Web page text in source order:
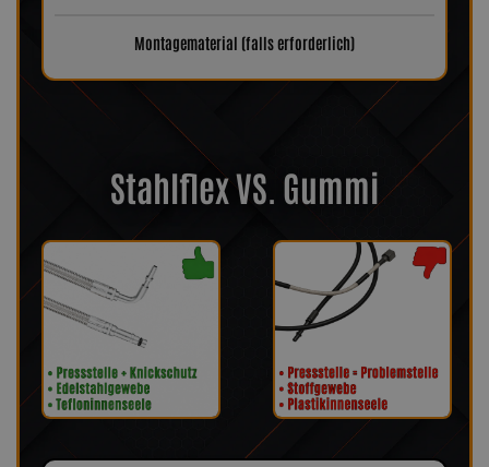
Montagematerial (falls erforderlich)
Stahlflex VS. Gummi